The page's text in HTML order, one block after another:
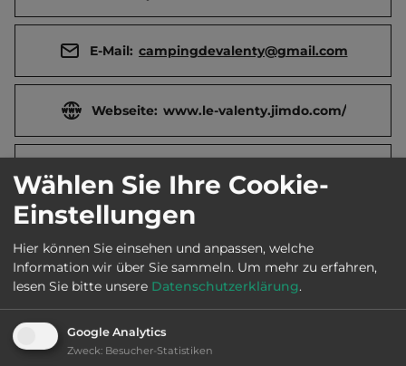
E-Mail: campingdevalenty@gmail.com
Webseite: www.le-valenty.jimdo.com/
Öffnungszeiten:
Telefon: 0033 68 8107855
Wählen Sie Ihre Cookie-
Einstellungen
Hier können Sie einsehen und anpassen, welche
Information wir über Sie sammeln. Um mehr zu erfahren,
lesen Sie bitte unsere Datenschutzerklärung.
Google Analytics
Zweck: Besucher-Statistiken